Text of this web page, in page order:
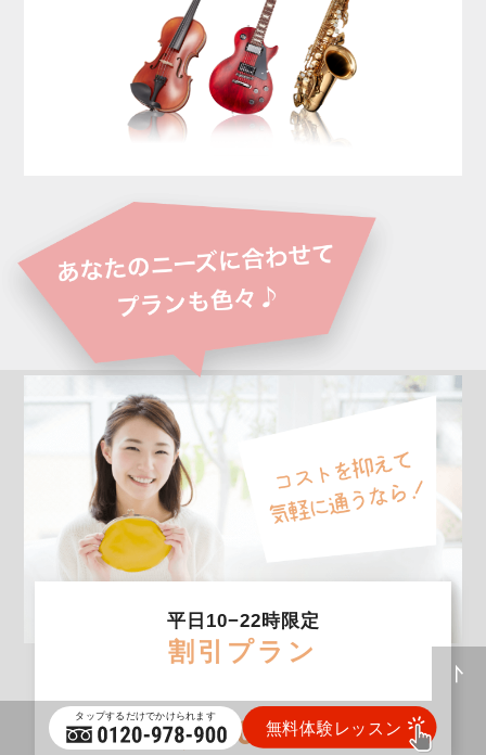
平日10−22時限定
割引プラン
12,480 円〜/月2回